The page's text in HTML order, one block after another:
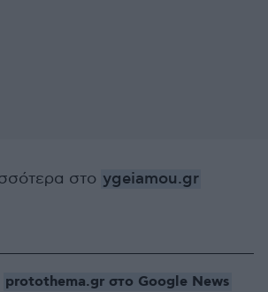
στο ygeiamou.gr
protothema.gr στο Google News